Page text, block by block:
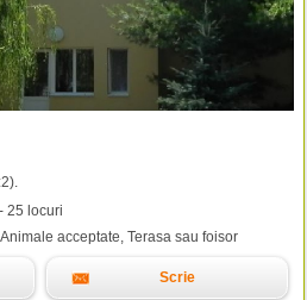
2).
25 locuri
acceptate, Terasa sau foisor
Scrie